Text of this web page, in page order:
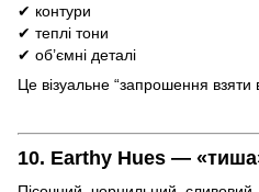
✔ контури
✔ теплі тони
✔ об’ємні деталі
Це візуальне “запрошення взяти
10. Earthy Hues —